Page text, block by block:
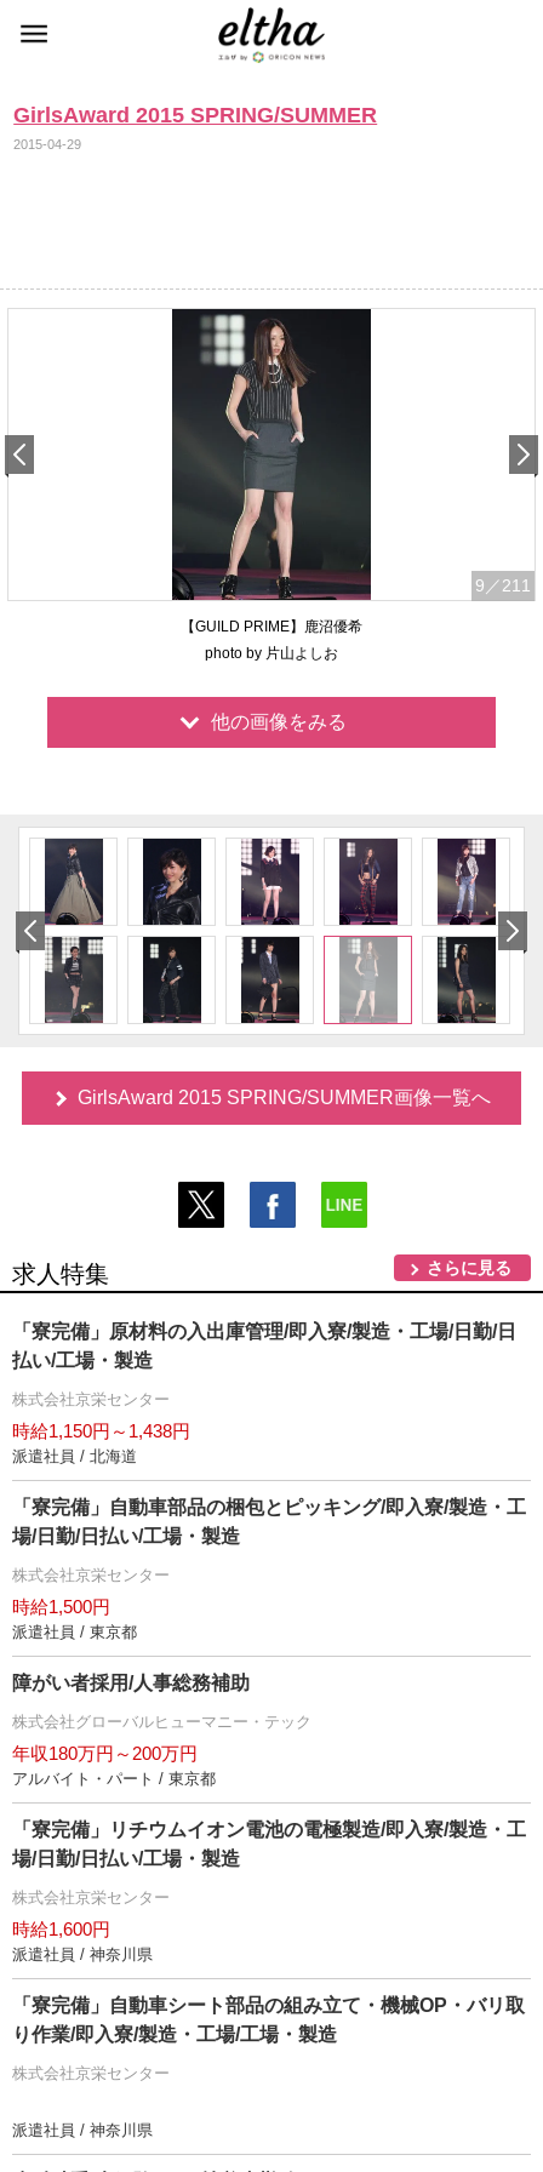
GirlsAward 2015 SPRING/SUMMER
2015-04-29
9 ／211
【GUILD PRIME】鹿沼優希
photo by 片山よしお
他の画像をみる
GirlsAward 2015 SPRING/SUMMER画像一覧へ
求人特集 さらに見る
「寮完備」原材料の入出庫管理/即入寮/製造・工場/日勤/日
払い/工場・製造
株式会社京栄センター
時給1,150円～1,438円
派遣社員 / 北海道
「寮完備」自動車部品の梱包とピッキング/即入寮/製造・工
場/日勤/日払い/工場・製造
株式会社京栄センター
時給1,500円
派遣社員 / 東京都
障がい者採用/人事総務補助
株式会社グローバルヒューマニー・テック
年収180万円～200万円
アルバイト・パート / 東京都
「寮完備」リチウムイオン電池の電極製造/即入寮/製造・工
場/日勤/日払い/工場・製造
株式会社京栄センター
時給1,600円
派遣社員 / 神奈川県
「寮完備」自動車シート部品の組み立て・機械OP・バリ取
り作業/即入寮/製造・工場/工場・製造
株式会社京栄センター
派遣社員 / 神奈川県